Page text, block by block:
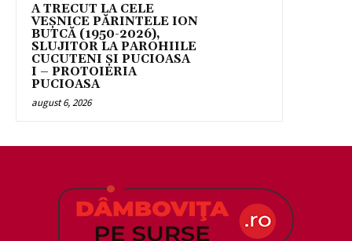
A TRECUT LA CELE
VEȘNICE PĂRINTELE ION
BUTCĂ (1950-2026),
SLUJITOR LA PAROHIILE
CUCUTENI ȘI PUCIOASA
I – PROTOIERIA
PUCIOASA
august 6, 2026